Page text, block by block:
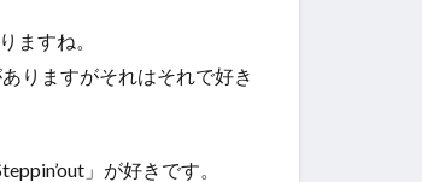
ますね。
りますがそれはそれで好き
」が好きです。